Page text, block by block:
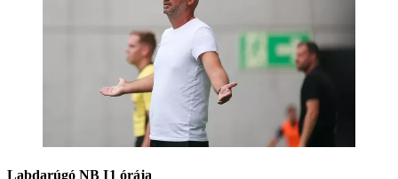
Labdarúgó NB I1 órája